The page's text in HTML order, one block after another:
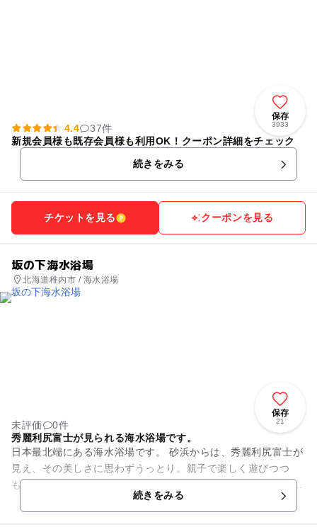
保存
3933
4.4
37件
新規会員様も既存会員様も利用OK！クーポン詳細をチェック
続きをみる
チケットを見る クーポンを見る
坂の下海水浴場
北海道稚内市 / 海水浴場
保存
21
未評価
0件
秀麗利尻富士が見られる海水浴場です。
日本最北端にある海水浴場です。 砂浜からは、秀麗利尻富士が
見え、その美しさに思わずうっとり。親子で楽しく遊びつつ
も、景色を楽しめるスポットとなっています。 更衣室や無料の
続きをみる